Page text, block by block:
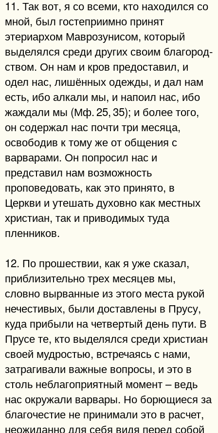
11. Так вот, я со всеми, кто находился со
мной, был гостеприимно принят
этериархом Маврозунисом, который
выделялся среди других своим благород­
ством. Он нам и кров предоставил, и
одел нас, лишённых одежды, и дал нам
есть, ибо алкали мы, и напоил нас, ибо
жаждали мы (Мф. 25, 35); и более того,
он содержал нас почти три месяца,
освободив к тому же от общения с
варварами. Он попросил нас и
представил нам возможность
проповедовать, как это принято, в
Церкви и утешать духовно как местных
христиан, так и приводимых туда
пленников.
12. По прошествии, как я уже сказал,
приблизительно трех месяцев мы,
словно вырванные из этого места рукой
нечестивых, были доставлены в Прусу,
куда прибыли на четвертый день пути. В
Прусе те, кто выделялся среди христиан
своей мудростью, встречаясь с нами,
затрагивали важные вопросы, и это в
столь неблагоприятный момент – ведь
нас окружали варвары. Но борющиеся за
благочестие не принимали это в расчет,
неожиданно для себя видя перед собой